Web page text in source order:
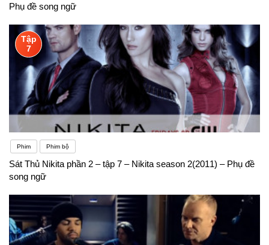
Phụ đề song ngữ
Tập
7
Phim Phim bộ
Sát Thủ Nikita phần 2 – tập 7 – Nikita season 2(2011) – Phụ đề
song ngữ